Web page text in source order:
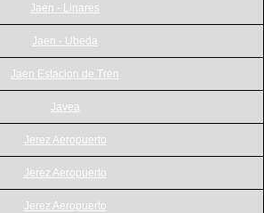
Jaen - Linares
Jaen - Ubeda
Jaen Estacion de Tren
Javea
Jerez Aeropuerto
Jerez Aeropuerto
Jerez Aeropuerto